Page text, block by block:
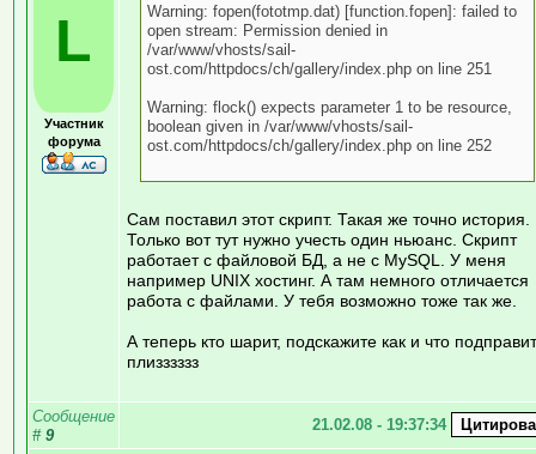
L
Участник
форума
Warning: fopen(fototmp.dat) [function.fopen]: failed to
open stream: Permission denied in
/var/www/vhosts/sail-
ost.com/httpdocs/ch/gallery/index.php on line 251
Warning: flock() expects parameter 1 to be resource,
boolean given in /var/www/vhosts/sail-
ost.com/httpdocs/ch/gallery/index.php on line 252
Сам поставил этот скрипт. Такая же точно история.
Только вот тут нужно учесть один ньюанс. Скрипт
работает с файловой БД, а не с MySQL. У меня
например UNIX хостинг. А там немного отличается
работа с файлами. У тебя возможно тоже так же.
А теперь кто шарит, подскажите как и что
плизззззз
Сообщение
# 9
21.02.08 - 19:37:34